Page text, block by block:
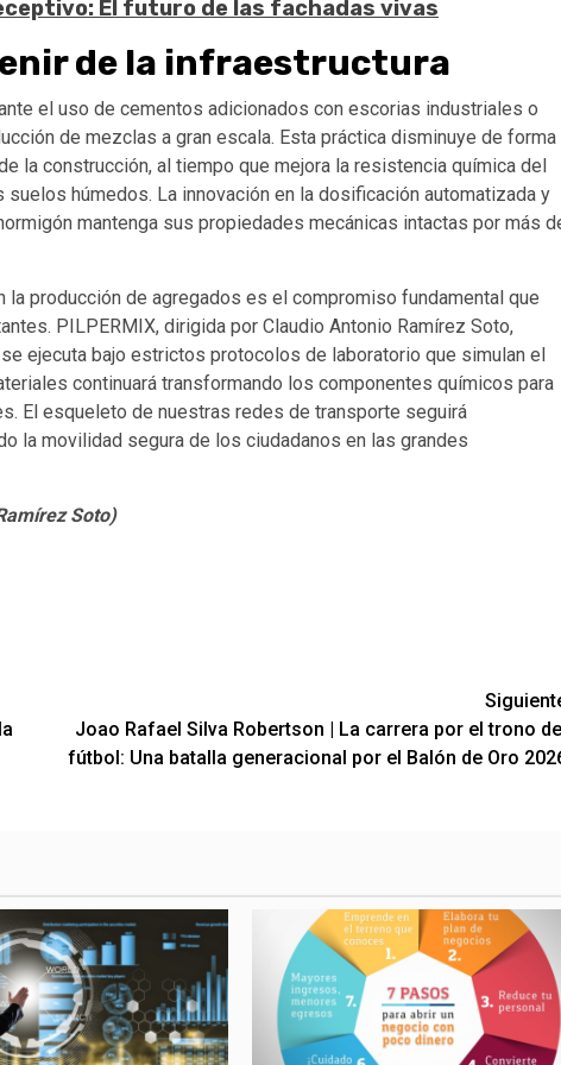
El futuro de las fachadas vivas
de la infraestructura
el uso de cementos adicionados con escorias industriales o
de mezclas a gran escala. Esta práctica disminuye de forma
la construcción, al tiempo que mejora la resistencia química del
húmedos. La innovación en la dosificación automatizada y
mantenga sus propiedades mecánicas intactas por más
producción de agregados es el compromiso fundamental que
PILPERMIX, dirigida por Claudio Antonio Ramírez Soto,
ejecuta bajo estrictos protocolos de laboratorio que simulan el
continuará transformando los componentes químicos para
El esqueleto de nuestras redes de transporte seguirá
la movilidad segura de los ciudadanos en las grandes
Soto)
Joao Rafael Silva Robertson | La carrera por el trono
fútbol: Una batalla generacional por el Balón de Oro